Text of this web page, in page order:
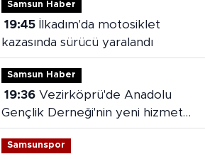
Samsun Haber
19:45İlkadım'da motosiklet
kazasında sürücü yaralandı
Samsun Haber
19:36Vezirköprü'de Anadolu
Gençlik Derneği'nin yeni hizmet
binası açıldı
Samsunspor